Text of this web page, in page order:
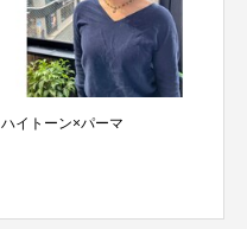
ハイトーン×パーマ